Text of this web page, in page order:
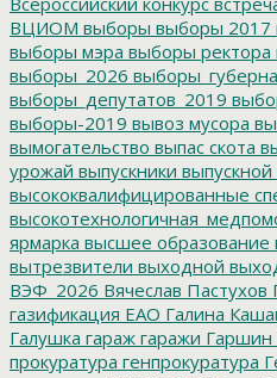
ВЦИОМ выборы выборы 2017
выборы мэра выборы ректора
выборы_2026
выборы_депутатов_2019
выборы-2019 вывоз мусора
вымогательство выпас скота
урожай выпускники выпускной
высококвалифицированные
ярмарка высшее образование
вытрезвители выходной
ВЭФ_2026 Вячеслав Пастухов
газификация ЕАО Галина
Галушка гараж гаражи Гаршин
прокуратура генпрокуратура